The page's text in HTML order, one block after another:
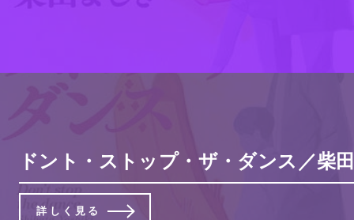
ドント・ストップ・ザ・ダンス／柴
詳しく見る